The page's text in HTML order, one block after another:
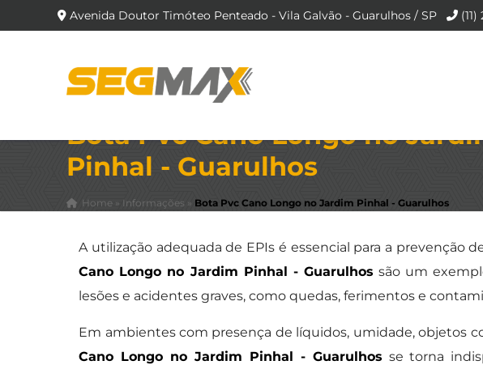
Avenida Doutor Timóteo Penteado - Vila Galvão - Guarulhos / SP
Bota Pvc Cano Longo no
Pinhal - Guarulhos
Home » Informações » Bota Pvc Cano Longo no Jardim Pinhal - Guarulhos
A utilização adequada de EPIs é essencial para a prevenção
Cano Longo no Jardim Pinhal - Guarulhos são um
lesões e acidentes graves, como quedas, ferimentos e
Em ambientes com presença de líquidos, umidade, objetos
Cano Longo no Jardim Pinhal - Guarulhos se torna